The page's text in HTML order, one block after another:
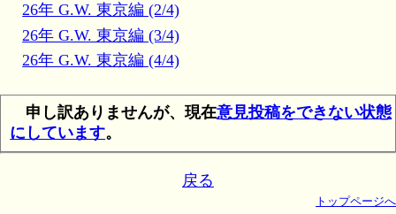
26年 G.W. 東京編 (2/4)
26年 G.W. 東京編 (3/4)
26年 G.W. 東京編 (4/4)
申し訳ありませんが、現在意見投稿をできない状態
にしています。
戻る
トップページへ